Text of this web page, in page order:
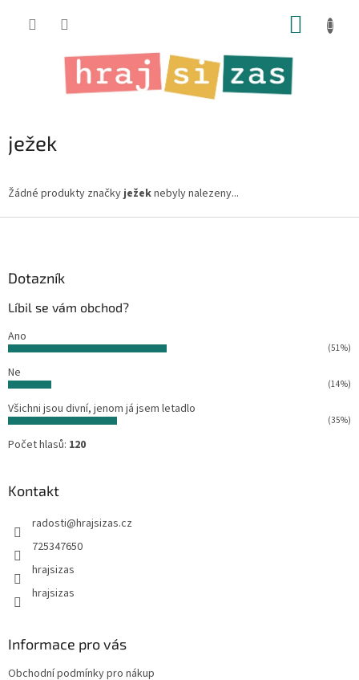
ježek
Žádné produkty značkyježeknebyly nalezeny...
Dotazník
Líbil se vám obchod?
Ano
(51%)
Ne
(14%)
Všichni jsou divní, jenom já jsem letadlo
(35%)
Počet hlasů: 120
Kontakt
radosti@hrajsizas.cz
725347650
hrajsizas
hrajsizas
Informace pro vás
Obchodní podmínky pro nákup